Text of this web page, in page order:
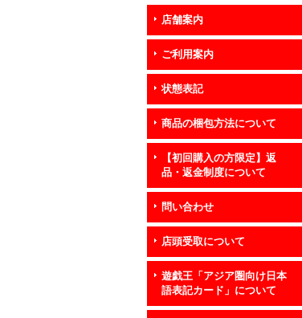
店舗案内
ご利用案内
状態表記
商品の梱包方法について
【初回購入の方限定】返
品・返金制度について
問い合わせ
店頭受取について
遊戯王「アジア圏向け日本
語表記カード」について